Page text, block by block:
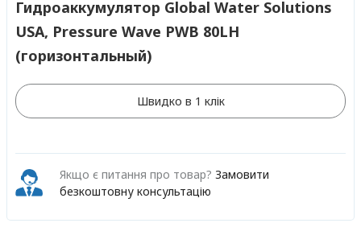
Гидроаккумулятор Global Water Solutions
USA, Pressure Wave PWB 80LH
(горизонтальный)
Швидко в 1 клік
Якщо є питання про товар? Замовити
безкоштовну консультацію